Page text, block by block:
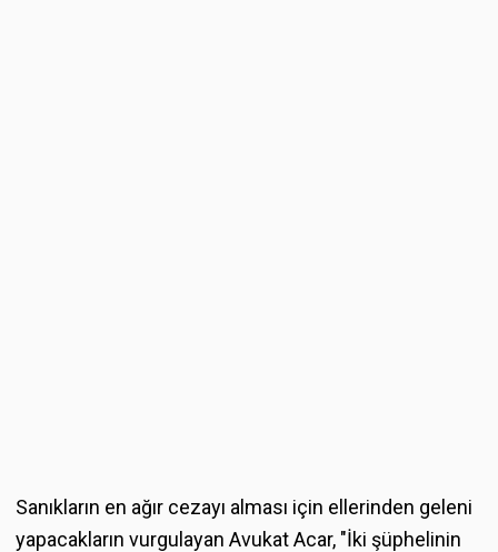
Sanıkların en ağır cezayı alması için ellerinden geleni
yapacakların vurgulayan Avukat Acar, "İki şüphelinin